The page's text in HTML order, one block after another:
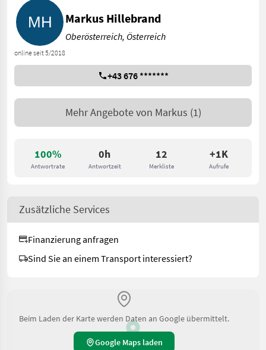
100%
Antwortrate
0h
Antwortzeit
12
Merkliste
+1K
Aufrufe
online seit 5/2018
Markus Hillebrand
Oberösterreich, Österreich
+43 676 *******
Mehr Angebote von Markus (1)
Zusätzliche Services
Finanzierung anfragen
Sind Sie an einem Transport interessiert?
Beim Laden der Karte werden Daten an Google übermittelt.
Google Maps laden